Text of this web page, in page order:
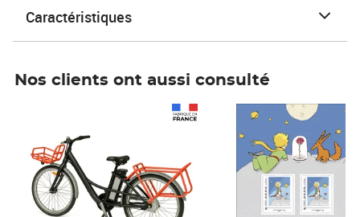
Caractéristiques
Nos clients ont aussi consulté
Prix 7,50€